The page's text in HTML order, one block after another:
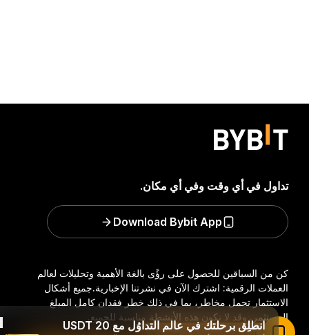
كن من السباقين للحصول على رؤًى بالغة الأهمية وتحليلات لعالم
العملات الرقمية: اشترك الآن في نشرتنا الإخبارية.جميع أشكال
الاستثمار تحمل مخاطر، بما في ذلك خطر فقدان كامل المبلغ
المستثمر. وقد لا تكون هذه الأنشطة مناسبة للجميع.
تداول في أي وقت وفي أي مكان.
Download Bybit App
انطلِق برحلتك في عالم التداوُل مع 20 USDT